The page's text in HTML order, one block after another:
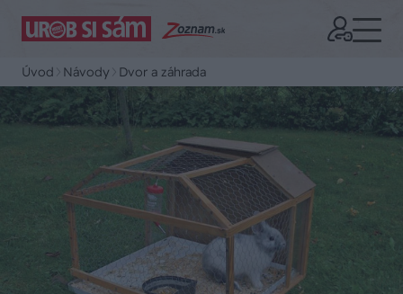
Úvod Návody Dvor a záhrada